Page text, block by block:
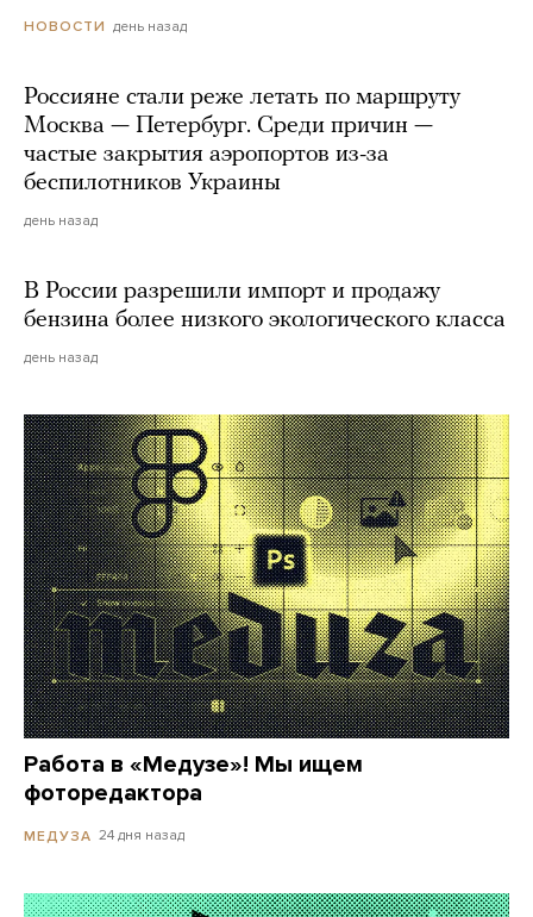
НОВОСТИ день назад
Россияне стали реже летать по маршруту
Москва — Петербург. Среди причин —
частые закрытия аэропортов из-за
беспилотников Украины
день назад
В России разрешили импорт и продажу
бензина более низкого экологического класса
день назад
Работа в «Медузе»! Мы ищем
фоторедактора
МЕДУЗА 24 дня назад